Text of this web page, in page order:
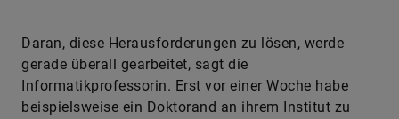
Daran, diese Herausforderungen zu lösen, werde
gerade überall gearbeitet, sagt die
Informatikprofessorin. Erst vor einer Woche habe
beispielsweise ein Doktorand an ihrem Institut zu